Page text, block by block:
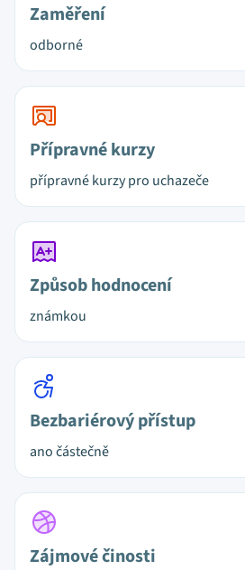
Zaměření
odborné
Přípravné kurzy
přípravné kurzy pro uchazeče
Způsob hodnocení
známkou
Bezbariérový přístup
ano částečně
Zájmové činosti